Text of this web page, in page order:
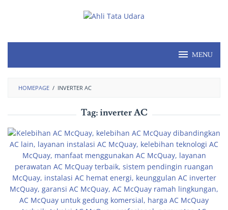
MENU
HOMEPAGE / INVERTER AC
Tag:inverter AC